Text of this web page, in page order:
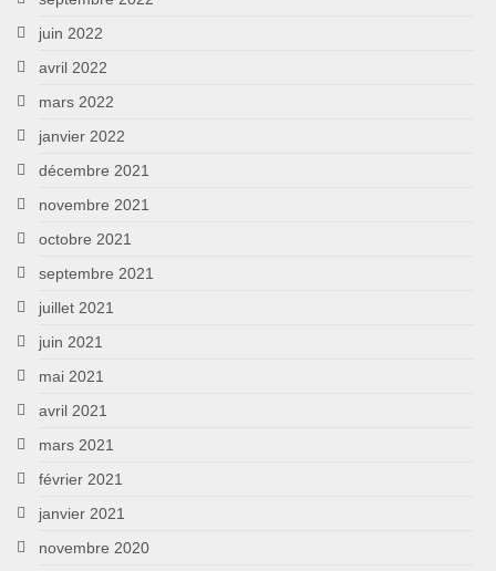
juin 2022
avril 2022
mars 2022
janvier 2022
décembre 2021
novembre 2021
octobre 2021
septembre 2021
juillet 2021
juin 2021
mai 2021
avril 2021
mars 2021
février 2021
janvier 2021
novembre 2020